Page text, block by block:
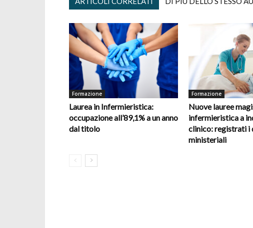
Formazione
Laurea in Infermieristica:
occupazione all’89,1% a un anno
dal titolo
Formazione
Nuove lauree
infermieristica a
clinico: registrati i
ministeriali